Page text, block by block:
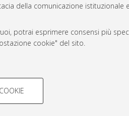
della comunicazione
potrai esprimere consensi più
cookie" del sito.
TECNICI - NECESSARI